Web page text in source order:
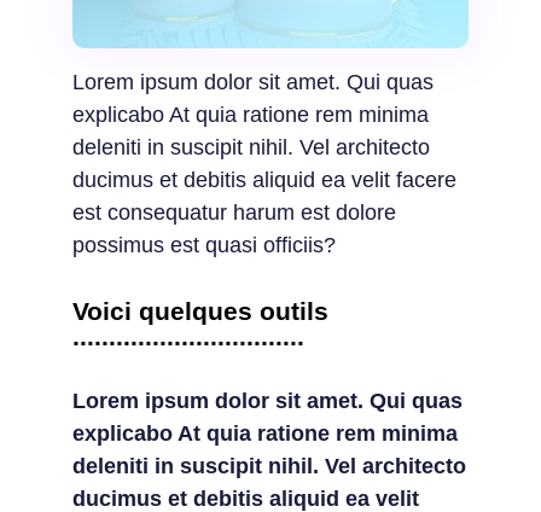
Lorem ipsum dolor sit amet. Qui quas
explicabo At quia ratione rem minima
deleniti in suscipit nihil. Vel architecto
ducimus et debitis aliquid ea velit facere
est consequatur harum est dolore
possimus est quasi officiis?
Voici quelques outils
................................
Lorem ipsum dolor sit amet. Qui quas
explicabo At quia ratione rem minima
deleniti in suscipit nihil. Vel architecto
ducimus et debitis aliquid ea velit